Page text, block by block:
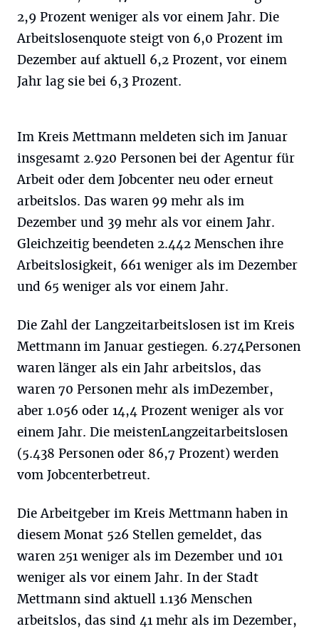
2,9 Prozent weniger als vor einem Jahr. Die
Arbeitslosenquote steigt von 6,0 Prozent im
Dezember auf aktuell 6,2 Prozent, vor einem
Jahr lag sie bei 6,3 Prozent.
Im Kreis Mettmann meldeten sich im Januar
insgesamt 2.920 Personen bei der Agentur für
Arbeit oder dem Jobcenter neu oder erneut
arbeitslos. Das waren 99 mehr als im
Dezember und 39 mehr als vor einem Jahr.
Gleichzeitig beendeten 2.442 Menschen ihre
Arbeitslosigkeit, 661 weniger als im Dezember
und 65 weniger als vor einem Jahr.
Die Zahl der Langzeitarbeitslosen ist im Kreis
Mettmann im Januar gestiegen. 6.274Personen
waren länger als ein Jahr arbeitslos, das
waren 70 Personen mehr als imDezember,
aber 1.056 oder 14,4 Prozent weniger als vor
einem Jahr. Die meistenLangzeitarbeitslosen
(5.438 Personen oder 86,7 Prozent) werden
vom Jobcenterbetreut.
Die Arbeitgeber im Kreis Mettmann haben in
diesem Monat 526 Stellen gemeldet, das
waren 251 weniger als im Dezember und 101
weniger als vor einem Jahr. In der Stadt
Mettmann sind aktuell 1.136 Menschen
arbeitslos, das sind 41 mehr als im Dezember,